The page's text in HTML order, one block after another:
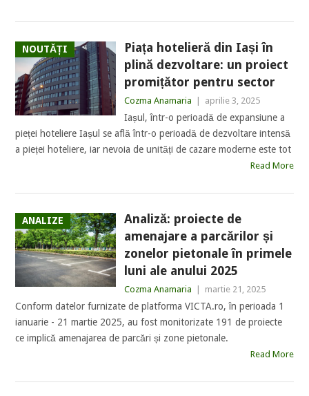
NOUTĂȚI
Piața hotelieră din Iași în
plină dezvoltare: un proiect
promițător pentru sector
Cozma Anamaria aprilie 3, 2025
Iașul, într-o perioadă de expansiune a
pieței hoteliere Iașul se află într-o perioadă de dezvoltare intensă
a pieței hoteliere, iar nevoia de unități de cazare moderne este tot
Read More
ANALIZE
Analiză: proiecte de
amenajare a parcărilor și
zonelor pietonale în primele
luni ale anului 2025
Cozma Anamaria martie 21, 2025
Conform datelor furnizate de platforma VICTA.ro, în perioada 1
ianuarie - 21 martie 2025, au fost monitorizate 191 de proiecte
ce implică amenajarea de parcări și zone pietonale.
Read More